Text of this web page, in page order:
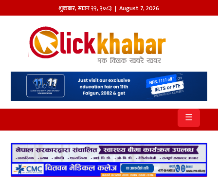
शुक्रबार,साउन२२,२०८३ | August 7, 2026
होमपेज
समाज
प्रदेश
आजको
पत्रिका
सम्पादकीय
☰